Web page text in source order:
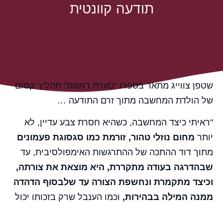
תודעה קוונטית
שטפן צווייג מתאר בספרו "סערת רגשות" תהליך קסום
של הולדת המחשבה מתוך זרם התודעה …
"ראיתי כיצד המחשבה, כשהיא חסרת צבע עדיין, לא
יותר מחום נוזלי טהור, זורמת כמו סגסוגת פעמונים
מתוך דוד ההתכה של ההתרגשות האימפולסיבית, עד
שבהדרגה בעודה מתקררת, היא מוצאת את צורתה,
וכיצד מתקמרת ונחשפת הצורה עד שלבסוף הדהדה
ממנה המילה בבהירות, וכמו הענבל שרק בזכותו יכול